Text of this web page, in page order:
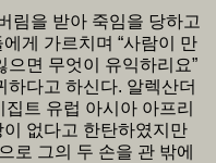
림을 받아 죽임을 당하고
게 가르치며 “사람이 만
면 무엇이 유익하리요”
하다고 하신다. 알렉산더
트 유럽 아시아 아프리
없다고 한탄하였지만
로 그의 두 손을 관 밖에